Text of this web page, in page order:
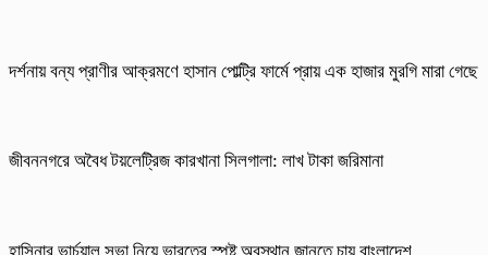
দর্শনায় বন্য প্রাণীর আক্রমণে হাসান পোল্ট্রি ফার্মে প্রায় এক হাজার মুরগি মারা গেছে
জীবননগরে অবৈধ টয়লেট্রিজ কারখানা সিলগালা: লাখ টাকা জরিমানা
হাসিনার ভার্চুয়াল সভা নিয়ে ভারতের স্পষ্ট অবস্থান জানতে চায় বাংলাদেশ